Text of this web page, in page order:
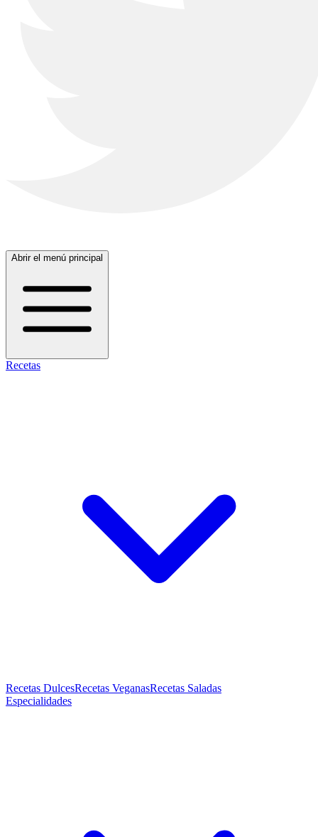
Abrir el menú principal
Recetas
Recetas DulcesRecetas VeganasRecetas Saladas
Especialidades